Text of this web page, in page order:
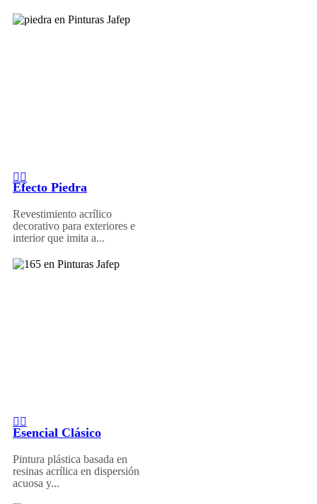
Efecto Piedra
Revestimiento acrílico
decorativo para exteriores e
interior que imita a...
Esencial Clásico
Pintura plástica basada en
resinas acrílica en dispersión
acuosa y...